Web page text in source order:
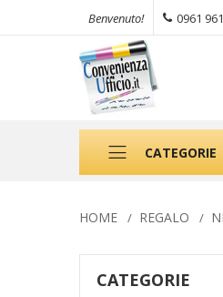
Benvenuto! 0961
CATEGORIE
HOME REGALO
CATEGORIE